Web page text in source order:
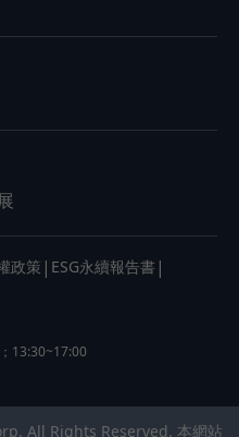
政策 | ESG永續報告書 |
13:30~17:00
All Rights Reserved. 本網站